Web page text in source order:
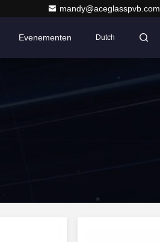
mandy@aceglasspvb.com
Evenementen Dutch